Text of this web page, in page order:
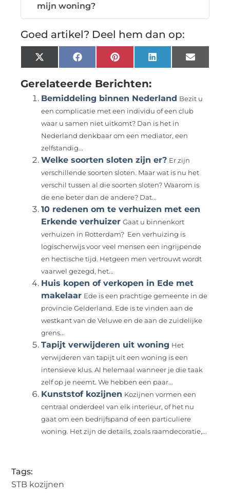
mijn woning?
Goed artikel? Deel hem dan op:
X
(Twitter)
FacebookPinterestLinkedInEmail
Gerelateerde Berichten:
Bemiddeling binnen Nederland Bezit u
een complicatie met een individu of een club
waar u samen niet uitkomt? Dan is het in
Nederland denkbaar om een mediator, een
zelfstandig...
Welke soorten sloten zijn er? Er zijn
verschillende soorten sloten. Maar wat is nu het
verschil tussen al die soorten sloten? Waarom is
de ene beter dan de andere? Dat...
10 redenen om te verhuizen met een
Erkende verhuizer Gaat u binnenkort
verhuizen in Rotterdam? Een verhuizing is
logischerwijs voor veel mensen een ingrijpende
en hectische tijd. Hetgeen men vertrouwt wordt
vaarwel gezegd, het...
Huis kopen of verkopen in Ede met
makelaar Ede is een prachtige gemeente in de
provincie Gelderland. Ede is te vinden aan de
westkant van de Veluwe en de aan de zuidelijke
grens...
Tapijt verwijderen uit woning Het
verwijderen van tapijt uit een woning is een
intensieve klus. Al helemaal wanneer je die taak
zelf op je neemt. We hebben een paar...
Kunststof kozijnen Kozijnen vormen een
centraal onderdeel van elk interieur, of het nu
gaat om een bedrijfspand of een particuliere
woning. Het zijn de details, zoals raamdecoratie,...
Tags:
STB kozijnen